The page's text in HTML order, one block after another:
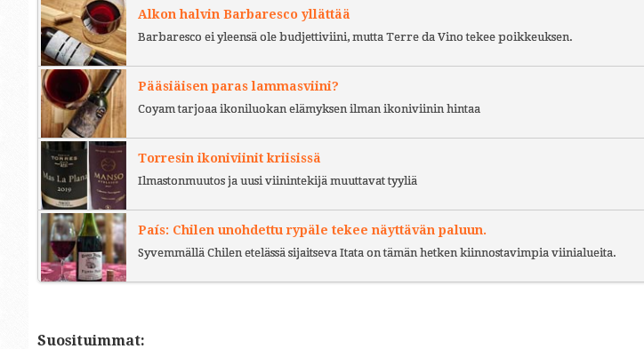
Alkon halvin Barbaresco yllättää
Barbaresco ei yleensä ole budjettiviini, mutta Terre da Vino tekee poikkeuksen.
Pääsiäisen paras lammasviini?
Coyam tarjoaa ikoniluokan elämyksen ilman ikoniviinin hintaa
Torresin ikoniviinit kriisissä
Ilmastonmuutos ja uusi viinintekijä muuttavat tyyliä
País: Chilen unohdettu rypäle tekee näyttävän paluun.
Syvemmällä Chilen etelässä sijaitseva Itata on tämän hetken kiinnostavimpia viinialueita.
Suosituimmat: